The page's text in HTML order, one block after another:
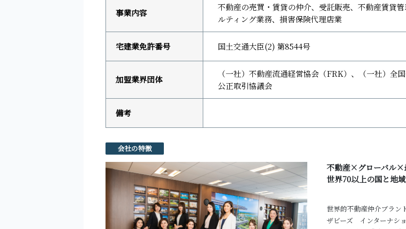
事業内容
不動産の売買・賃貸の仲介、受託販売、不動産賃貸
ルティング業務、損害保険代理店業
宅建業免許番号 国土交通大臣(2) 第8544号
加盟業界団体
（一社）不動産流通経営協会（FRK）、（一社）全
公正取引協議会
備考
会社の特徴
不動産×グローバル×
世界70以上の国と地
世界的不動産仲介ブラ
ザビーズ インターナシ